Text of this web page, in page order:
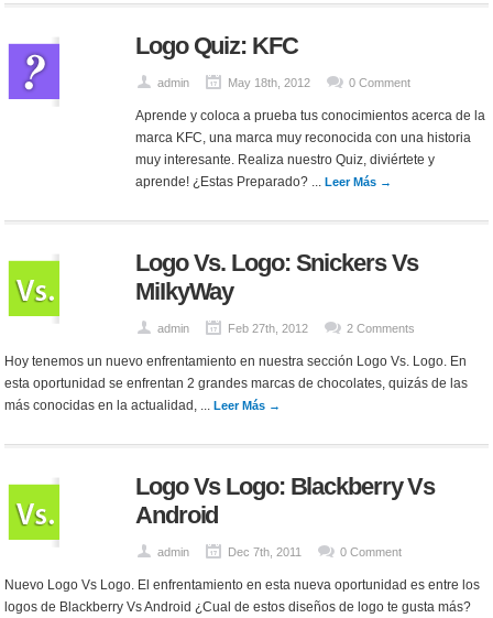
Logo Quiz: KFC
admin May 18th, 2012 0 Comment
Aprende y coloca a prueba tus conocimientos acerca de la
marca KFC, una marca muy reconocida con una historia
muy interesante. Realiza nuestro Quiz, diviértete y
aprende! ¿Estas Preparado? ... Leer Más →
Logo Vs. Logo: Snickers Vs
MiIkyWay
admin Feb 27th, 2012 2 Comments
Hoy tenemos un nuevo enfrentamiento en nuestra sección Logo Vs. Logo. En
esta oportunidad se enfrentan 2 grandes marcas de chocolates, quizás de las
más conocidas en la actualidad, ...Leer Más →
Logo Vs Logo: Blackberry Vs
Android
admin Dec 7th, 2011 0 Comment
Nuevo Logo Vs Logo. El enfrentamiento en esta nueva oportunidad es entre los
logos de Blackberry Vs Android ¿Cual de estos diseños de logo te gusta más?